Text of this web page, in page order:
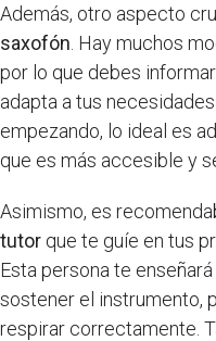
Además, otro aspecto
saxofón . Hay muchos
por lo que debes
adapta a tus
empezando, lo ideal es
que es más accesible y
Asimismo, es
tutor que te guíe en tus
Esta persona te
sostener el instrumento,
respirar correctamente.